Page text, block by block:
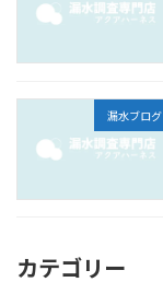
漏水ブログ
カテゴリー